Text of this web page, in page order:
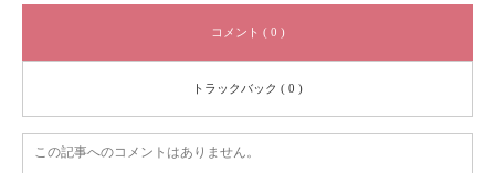
コメント ( 0 )
トラックバック ( 0 )
この記事へのコメントはありません。